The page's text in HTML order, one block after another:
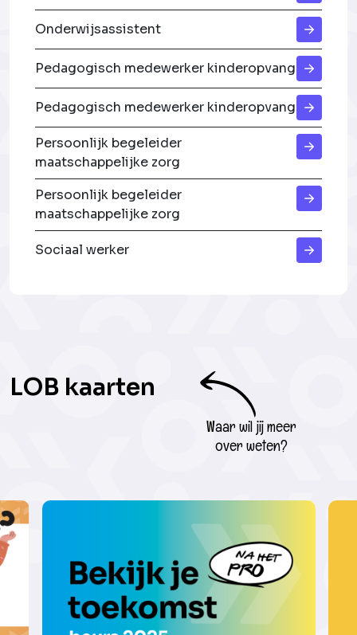
Onderwijsassistent
Pedagogisch medewerker kinderopvang
Pedagogisch medewerker kinderopvang
Persoonlijk begeleider
maatschappelijke zorg
Persoonlijk begeleider
maatschappelijke zorg
Sociaal werker
LOB kaarten
Waar wil jij meer
over weten?